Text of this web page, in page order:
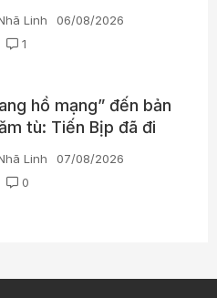
cho trọng tài, cảnh sát
trụ sở
Linh
06/08/2026
1
hồ mạng” đến bản
tù: Tiến Bịp đã đi
gì?
Linh
07/08/2026
0